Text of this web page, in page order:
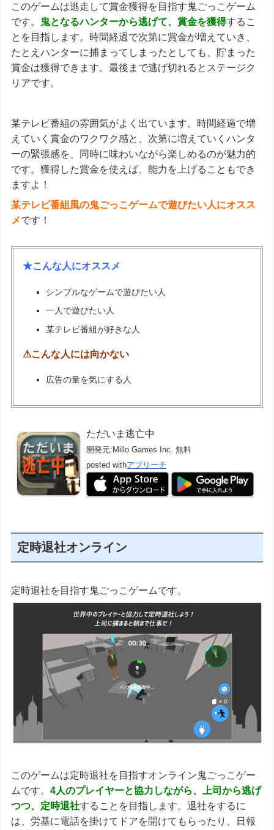
このゲームは逃走して賞金獲得を目指す鬼ごっこゲーム
です。
鬼となるハンターから逃げて、賞金を獲得するこ
とを目指します。時間経過で次第に賞金が増えていき、
たとえハンターに捕まってしまったとしても、貯まった
賞金は獲得できます。最後まで逃げ切れるとステージク
リアです。
某テレビ番組の雰囲気がよく出ています。時間経過で増
えていく賞金のワクワク感と、次第に増えていくハンタ
ーの緊張感を、同時に味わいながら楽しめるのが魅力的
です。獲得した賞金を使えば、能力を上げることもでき
ますよ！
某テレビ番組風の鬼ごっこゲームで遊びたい人にオスス
メです！
★こんな人にオススメ
シンプルなゲームで遊びたい人
一人で遊びたい人
某テレビ番組が好きな人
⚠こんな人には向かない
広告の量を気にする人
ただいま逃亡中
開発元: Millo Games Inc. 無料
posted withアプリーチ
定時退社オンライン
定時退社を目指す鬼ごっこゲームです。
このゲームは定時退社を目指すオンライン鬼ごっこゲー
ムです。4人のプレイヤーと協力しながら、上司から逃げ
つつ、定時退社することを目指します。退社をするに
は、労基に電話を掛けてドアを開けてもらったり、日報